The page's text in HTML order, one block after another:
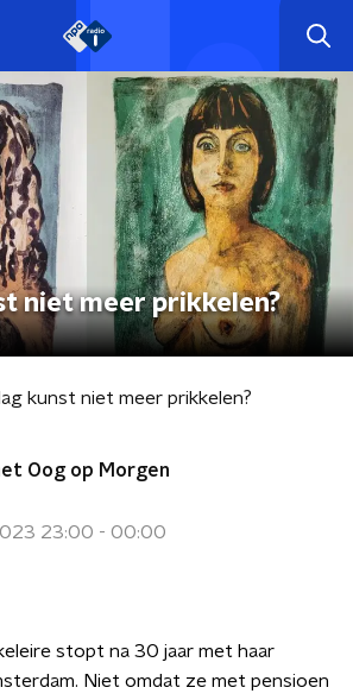
niet meer prikkelen?
kunst niet meer prikkelen?
Oog op Morgen
23:00 - 00:00
stopt na 30 jaar met haar
Niet omdat ze met pensioen